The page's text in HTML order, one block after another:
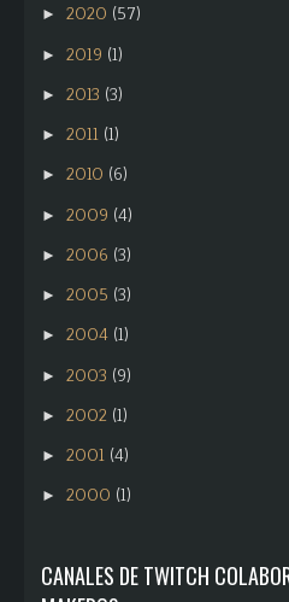
► 2020 (57)
► 2019 (1)
► 2013 (3)
► 2011 (1)
► 2010 (6)
► 2009 (4)
► 2006 (3)
► 2005 (3)
► 2004 (1)
► 2003 (9)
► 2002 (1)
► 2001 (4)
► 2000 (1)
CANALES DE TWITCH